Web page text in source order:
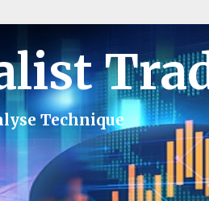
Technique